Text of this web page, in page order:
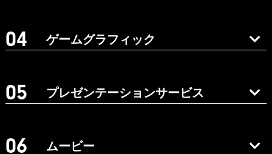
ゲームグラフィック
プレゼンテーションサービス
ムービー